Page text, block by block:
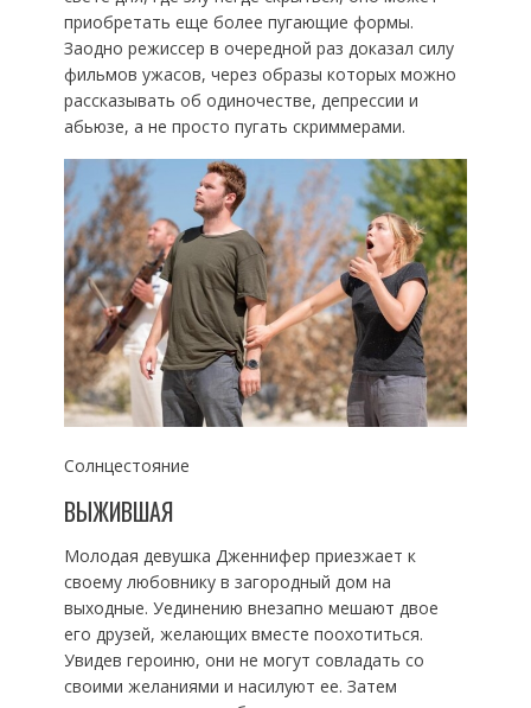
приобретать еще более пугающие формы.
Заодно режиссер в очередной раз доказал силу
фильмов ужасов, через образы которых можно
рассказывать об одиночестве, депрессии и
абьюзе, а не просто пугать скриммерами.
Солнцестояние
ВЫЖИВШАЯ
Молодая девушка Дженнифер приезжает к
своему любовнику в загородный дом на
выходные. Уединению внезапно мешают двое
его друзей, желающих вместе поохотиться.
Увидев героиню, они не могут совладать со
своими желаниями и насилуют ее. Затем